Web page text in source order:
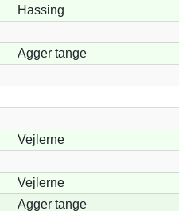
Hassing
Agger tange
Vejlerne
Vejlerne
Agger tange